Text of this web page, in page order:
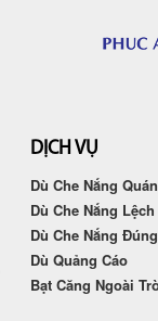
DỊCH VỤ
Dù Che Nắng
Dù Che Nắng
Dù Che Nắng
Dù Quảng Cáo
Bạt Căng Ngoài